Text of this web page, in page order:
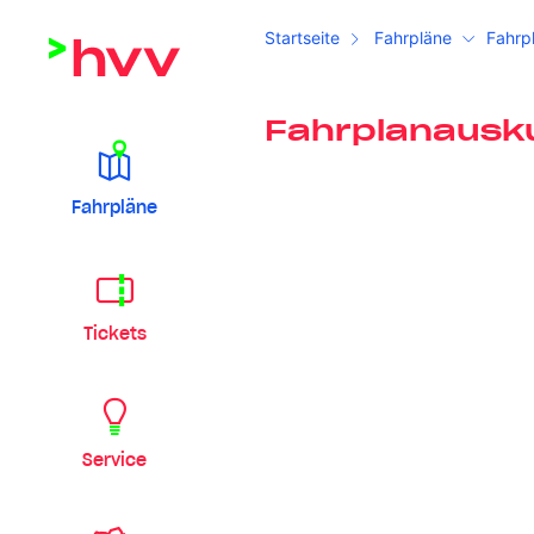
Startseite Fahrpläne
Fahrpläne
Tickets
Service